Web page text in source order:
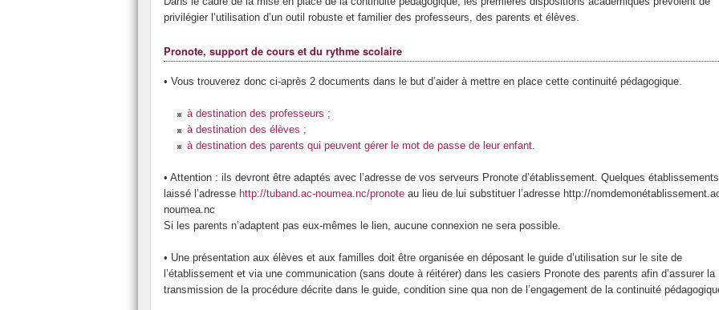
privilégier l’utilisation d’un outil robuste et familier des professeurs, des parents et élèves.
Pronote, support de cours et du rythme scolaire
• Vous trouverez donc ci-après 2 documents dans le but d’aider à mettre en place cette continuité pédagogique.
à destination des professeurs ;
à destination des élèves ;
à destination des parents qui peuvent gérer le mot de passe de leur enfant.
• Attention : ils devront être adaptés avec l’adresse de vos serveurs Pronote d’établissement. Quelques
laissé l’adresse http://tuband.ac-noumea.nc/pronote au lieu de lui substituer l’adresse http://
noumea.nc
Si les parents n’adaptent pas eux-mêmes le lien, aucune connexion ne sera possible.
• Une présentation aux élèves et aux familles doit être organisée en déposant le guide d’utilisation sur le site de
l’établissement et via une communication (sans doute à réitérer) dans les casiers Pronote des parents afin d’assurer la
transmission de la procédure décrite dans le guide, condition sine qua non de l’engagement de la continuité